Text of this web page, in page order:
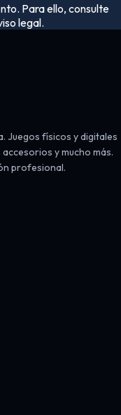
Para ello, consulte
legal.
Juegos físicos y digitales
y mucho más.
profesional.